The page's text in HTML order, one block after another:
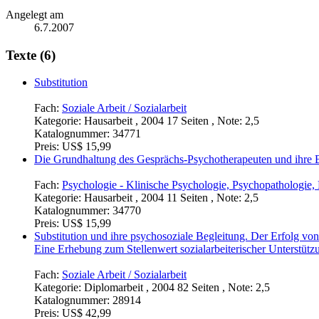
Angelegt am
6.7.2007
Texte (6)
Substitution
Fach: Soziale Arbeit / Sozialarbeit
Kategorie: Hausarbeit , 2004 17 Seiten , Note: 2,5
Katalognummer: 34771
Preis: US$ 15,99
Die Grundhaltung des Gesprächs-Psychotherapeuten und ihre
Fach: Psychologie - Klinische Psychologie, Psychopathologie,
Kategorie: Hausarbeit , 2004 11 Seiten , Note: 2,5
Katalognummer: 34770
Preis: US$ 15,99
Substitution und ihre psychosoziale Begleitung. Der Erfolg
Eine Erhebung zum Stellenwert sozialarbeiterischer
Fach: Soziale Arbeit / Sozialarbeit
Kategorie: Diplomarbeit , 2004 82 Seiten , Note: 2,5
Katalognummer: 28914
Preis: US$ 42,99